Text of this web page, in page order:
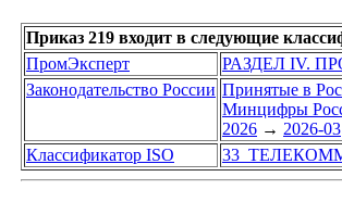
Приказ 219 входит в следующие
ПромЭксперт
РАЗДЕЛ IV.
Законодательство России Принятые в
Минцифры
2026 → 2026-03
Классификатор ISO
33